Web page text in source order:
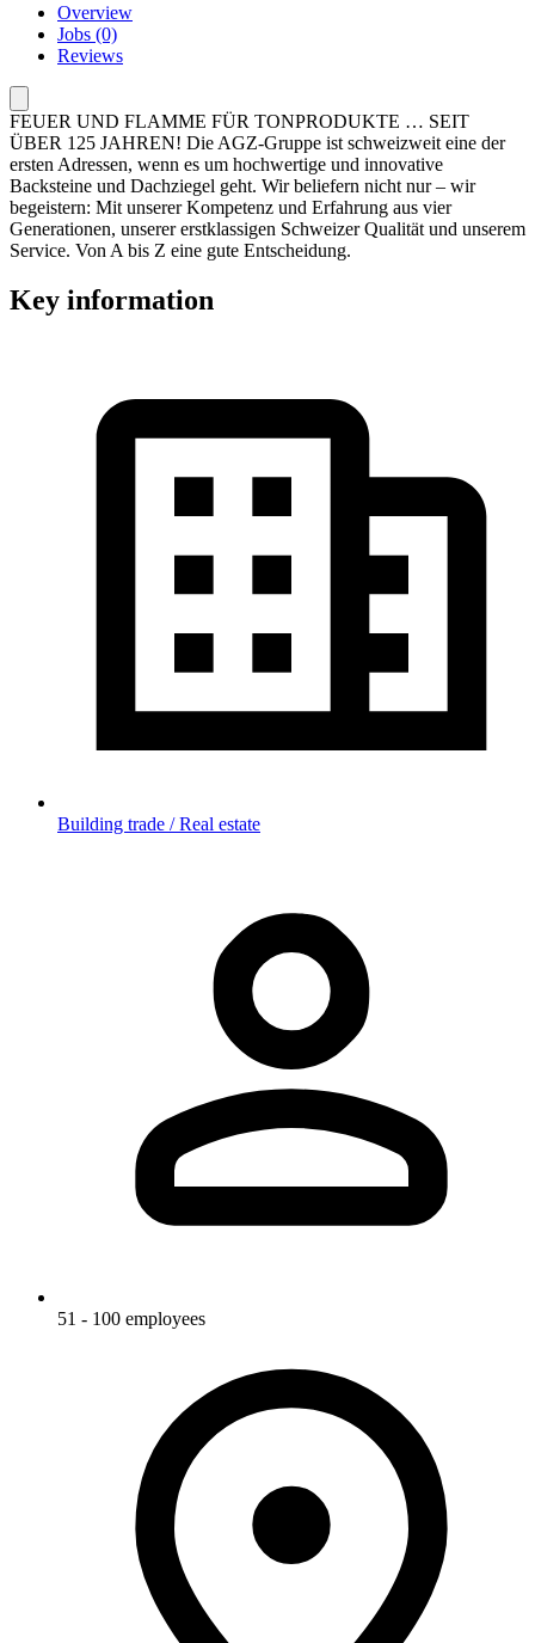
Overview
Jobs (0)
Reviews
FEUER UND FLAMME FÜR TONPRODUKTE … SEIT
ÜBER 125 JAHREN! Die AGZ-Gruppe ist schweizweit eine der
ersten Adressen, wenn es um hochwertige und innovative
Backsteine und Dachziegel geht. Wir beliefern nicht nur – wir
begeistern: Mit unserer Kompetenz und Erfahrung aus vier
Generationen, unserer erstklassigen Schweizer Qualität und unserem
Service. Von A bis Z eine gute Entscheidung.
Key information
Building trade / Real estate
51 - 100 employees